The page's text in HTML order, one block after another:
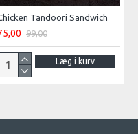
Tandoori Sandwich
99,00
Læg i kurv